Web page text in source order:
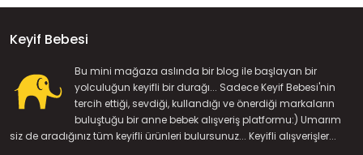
Keyif Bebesi
Bu mini mağaza aslında bir blog ile başlayan bir
yolculuğun keyifli bir durağı... Sadece Keyif Bebesi'nin
tercih ettiği, sevdiği, kullandığı ve önerdiği markaların
buluştuğu bir anne bebek alışveriş platformu:) Umarım
siz de aradığınız tüm keyifli ürünleri bulursunuz... Keyifli alışverişler...